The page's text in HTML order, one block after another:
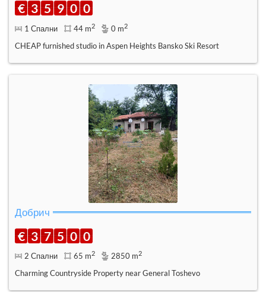
€ 3 5 9 0 0
1 Спални 44 m2 0 m2
CHEAP furnished studio in Aspen Heights Bansko Ski Resort
Добрич
€ 3 7 5 0 0
2 Спални 65 m2 2850 m2
Charming Countryside Property near General Toshevo